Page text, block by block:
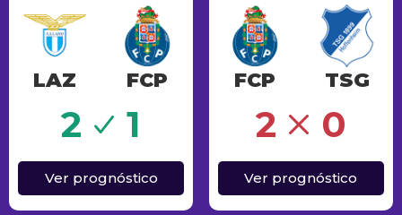
LAZ FCP
2 1
Ver prognóstico
FCP TSG
2
Erro 0
Ver prognóstico